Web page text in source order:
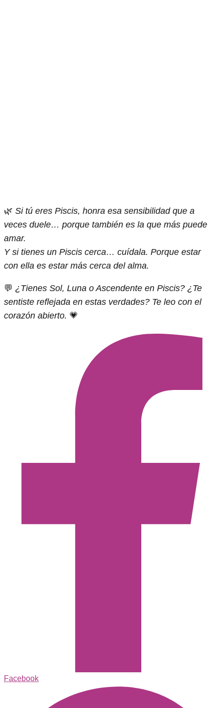
🌿 Si tú eres Piscis, honra esa sensibilidad que a
veces duele… porque también es la que más puede
amar.
Y si tienes un Piscis cerca… cuídala. Porque estar
con ella es estar más cerca del alma.
💬 ¿Tienes Sol, Luna o Ascendente en Piscis? ¿Te
sentiste reflejada en estas verdades? Te leo con el
corazón abierto. 💗
Facebook